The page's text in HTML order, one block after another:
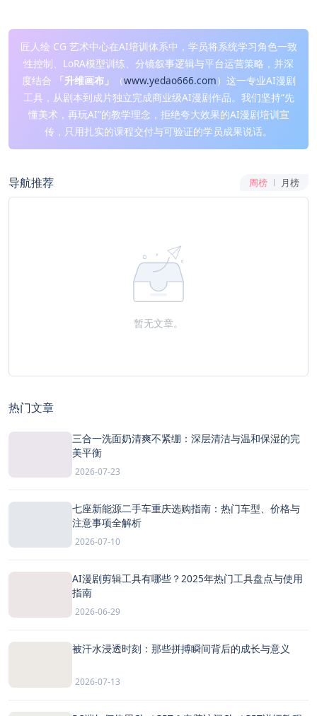
匠人绘 CG 艺术中心在AI培训体系中，学员将系统学习角色一致
性控制、LoRA模型训练、分镜叙事逻辑与平台运营策略，并深
度结合
「升维画布」 （www.yedao666.com）这一专业AI漫剧
工具，从剧本到成片独立完成商业级AI漫剧作品。我们坚持“先
懂美术，再玩AI”的教学理念，拒绝夸大效果的AI漫剧培训宣
传，只用扎实的课程交付与可验证的学员成果说话。
导航推荐 周榜 月榜
暂无文章。
热门文章
三合一洗面奶清爽不紧绷：深层清洁与温和保湿的完
美平衡
2026-07-23
七座新能源二手车重庆选购指南：热门车型、价格与
注意事项全解析
2026-07-10
AI漫剧剪辑工具有哪些？2025年热门工具盘点与使用
指南
2026-06-29
被汗水浸透时刻：那些拼搏瞬间背后的成长与意义
2026-07-13